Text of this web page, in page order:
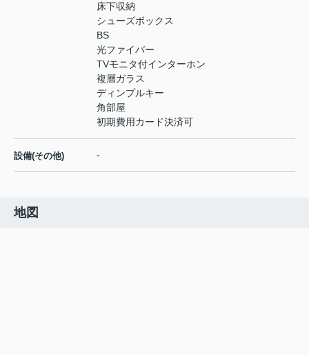
床下収納
シューズボックス
BS
光ファイバー
TVモニタ付インターホン
複層ガラス
ディンプルキー
角部屋
初期費用カード決済可
設備(その他) -
地図